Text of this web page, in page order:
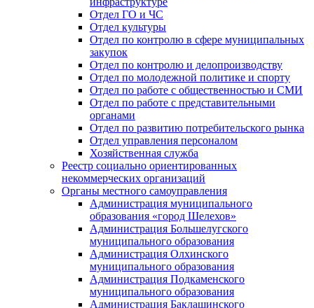
Отдел ГО и ЧС
Отдел культуры
Отдел по контролю в сфере муниципальных
закупок
Отдел по контролю и делопроизводству
Отдел по молодежной политике и спорту
Отдел по работе с общественностью и СМИ
Отдел по работе с представительными
органами
Отдел по развитию потребительского рынка
Отдел управления персоналом
Хозяйственная служба
Реестр социально ориентированных
некоммерческих организаций
Органы местного самоуправления
Администрация муниципального
образования «город Шелехов»
Администрация Большелугского
муниципального образования
Администрация Олхинского
муниципального образования
Администрация Подкаменского
муниципального образования
Администрация Баклашинского